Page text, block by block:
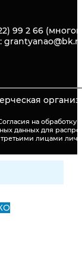
99 2 66
на
данных для
третьими лицами